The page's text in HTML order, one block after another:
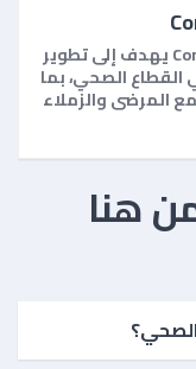
نشاط Communication Skills in Health Care يهدف إلى تطوير
القطاع الصحي، بما
المرضى والزملاء
هنا